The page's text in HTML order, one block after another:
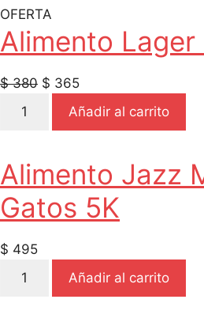
Castrado
500G
cantidad
OFERTA
Alimento
$380 El
precio
$ 365El
precio
actual
$ 365.
Alimento
3kg
cantidad
Añadir al carrito
Alimento Jazz
Gatos 5K
$ 495
Alimento
Añadir al carrito